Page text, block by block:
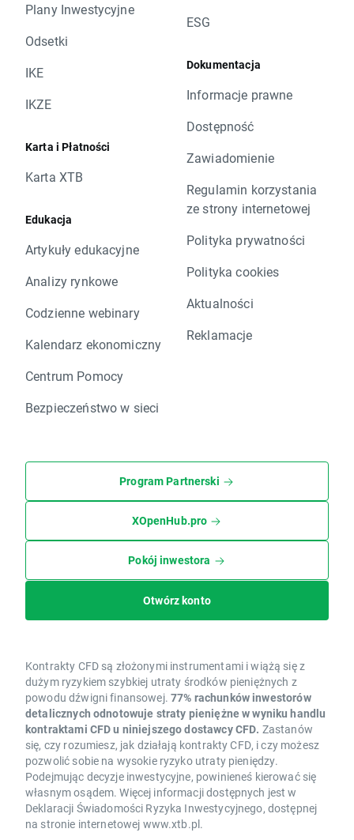
Plany Inwestycyjne
Odsetki
IKE
IKZE
Karta i Płatności
Karta XTB
Edukacja
Artykuły edukacyjne
Analizy rynkowe
Codzienne webinary
Kalendarz ekonomiczny
Centrum Pomocy
Bezpieczeństwo w sieci
ESG
Dokumentacja
Informacje prawne
Dostępność
Zawiadomienie
Regulamin korzystania
ze strony internetowej
Polityka prywatności
Polityka cookies
Aktualności
Reklamacje
Program Partnerski
XOpenHub.pro
Pokój inwestora
Otwórz konto
Kontrakty CFD są złożonymi instrumentami i wiążą się z
dużym ryzykiem szybkiej utraty środków pieniężnych z
powodu dźwigni finansowej. 77% rachunków inwestorów
detalicznych odnotowuje straty pieniężne w wyniku handlu
kontraktami CFD u niniejszego dostawcy CFD. Zastanów
się, czy rozumiesz, jak działają kontrakty CFD, i czy możesz
pozwolić sobie na wysokie ryzyko utraty pieniędzy.
Podejmując decyzje inwestycyjne, powinieneś kierować się
własnym osądem. Więcej informacji dostępnych jest w
Deklaracji Świadomości Ryzyka Inwestycyjnego, dostępnej
na stronie internetowej www.xtb.pl.